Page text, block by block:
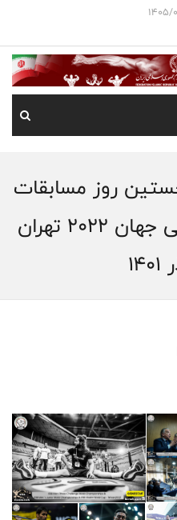
1405/
روز مسابقات
فیتنس چلنج قهرمانی جهان 2022 تهران